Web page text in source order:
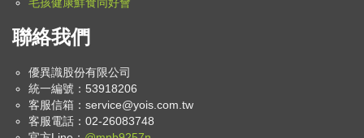
聯絡我們
優異識股份有限公司
統一編號：53918206
客服信箱： service@yois.com.tw
客服電話：02-26083748